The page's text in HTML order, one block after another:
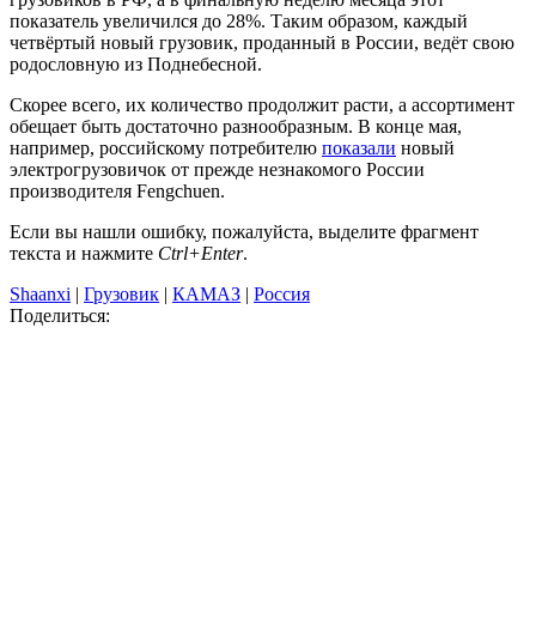
показатель увеличился до 28%. Таким образом, каждый
четвёртый новый грузовик, проданный в России, ведёт свою
родословную из Поднебесной.
Скорее всего, их количество продолжит расти, а ассортимент
обещает быть достаточно разнообразным. В конце мая,
например, российскому потребителю показали новый
электрогрузовичок от прежде незнакомого России
производителя Fengchuen.
Если вы нашли ошибку, пожалуйста, выделите фрагмент
текста и нажмите Ctrl+Enter.
Shaanxi | Грузовик | КАМАЗ | Россия
Поделиться: